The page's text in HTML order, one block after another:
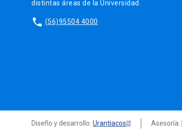
distintas áreas de la Universidad.
phone (56)95504 4000
Diseño y desarrollo: Urantiacos Asesoría: